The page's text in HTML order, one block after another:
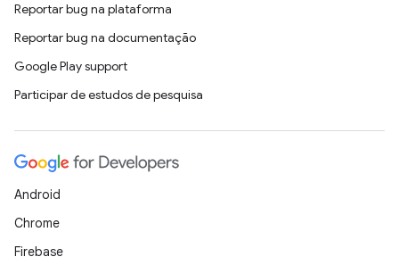
Reportar bug na plataforma
Reportar bug na documentação
Google Play support
Participar de estudos de pesquisa
Android
Chrome
Firebase